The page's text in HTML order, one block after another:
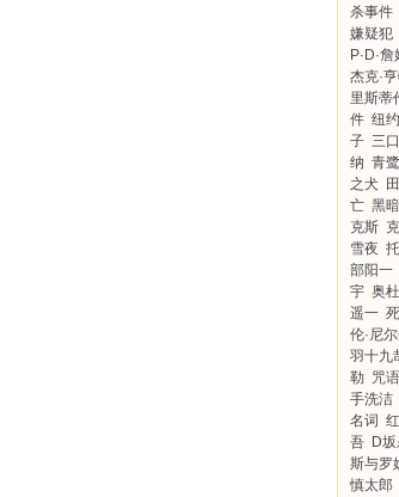
杀事件
嫌疑犯
P·D·
杰克·
里斯蒂
件 纽
子 三
纳 青
之犬
亡 黑
克斯
雪夜
部阳一
宇 奥
遥一
伦·尼
羽十九
勒 咒
手洗洁
名词
吾 D
斯与罗
慎太郎